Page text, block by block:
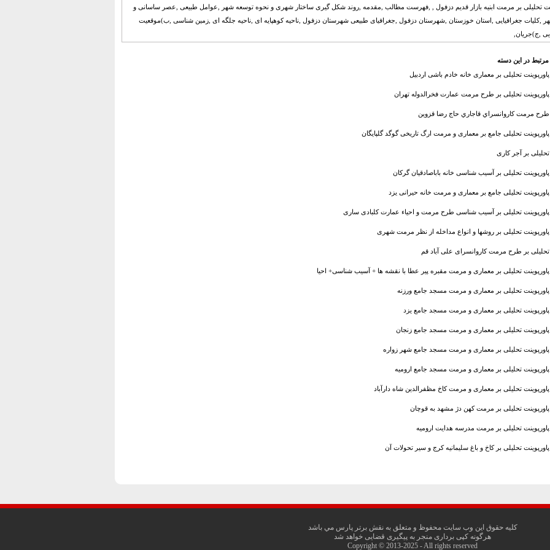
تحلیلی بر مرمت ابنيه بازار قديم دزفول , ,فهرست مطالب ,مقدمه ,روند شکل گیری ساختار شهری و نحوه توسعه شهر ,عوامل طبیعی ,عصر ساسانی و
,کلیات جغرافیایی ,استان خوزستان ,شهرستان دزفول ,جغرافیای طبیعی شهرستان دزفول ,ناحیه کوهپایه ای ,ناحیه جلگه ای ,زمین شناسی ,ب)موقعیت
,ج)جریان,
مرتبط در این دسته
پاورپوینت تحلیلی بر معماری خانه خادم باشی اردبیل
پاورپوینت تحلیلی بر طرح مرمت عمارت فخرالدوله تهران
طرح مرمت کاروانسراي قاجاري حاج رضا قزوين
پاورپوینت تحلیلی جامع بر معماری و مرمت ارگ تاریخی گوگد گلپایگان
تحلیلی بر آجر کاری
پاورپوینت تحلیلی بر آسیب شناسی خانه باباصادقیان گرکان
پاورپوینت تحلیلی جامع بر معماری و مرمت خانه حیرانی یزد
پاورپوینت تحلیلی بر آسیب شناسی طرح مرمت و احیاء عمارت كلبادی ساری
پاورپوینت تحلیلی بر روشها و انواع مداخله از نظر مرمت شهری
تحلیلی بر طرح مرمت کاروانسرای علی آباد قم
پاورپوینت تحلیلی بر معماری و مرمت مقبره پیر عطا با نقشه ها + آسیب شناسی+ احیا
پاورپوینت تحلیلی بر معماری و مرمت مسجد جامع ورزنه
پاورپوینت تحلیلی بر معماری و مرمت مسجد جامع یزد
پاورپوینت تحلیلی بر معماری و مرمت مسجد جامع زنجان
پاورپوینت تحلیلی بر معماری و مرمت مسجد جامع شهر زواره
پاورپوینت تحلیلی بر معماری و مرمت مسجد جامع اروميه
پاورپوینت تحلیلی بر معماری و مرمت کاخ مظفرالدین شاه دارآباد
پاورپوینت تحلیلی بر مرمت کهن دژ مشهد به قوچان
پاورپوینت تحلیلی بر مرمت مدرسه هدایت ارومیه
پاورپوینت تحلیلی بر کاخ و باغ سلیمانیه کرج و سیر تحولات آن
کليه حقوق اين وب سايت محفوظ و متعلق به نقش برتر پارس مي باشد
هرگونه کپی برداری منجر به پیگیری قضایی خواهد شد
Copyright © 2013-2025 - All rights reserved